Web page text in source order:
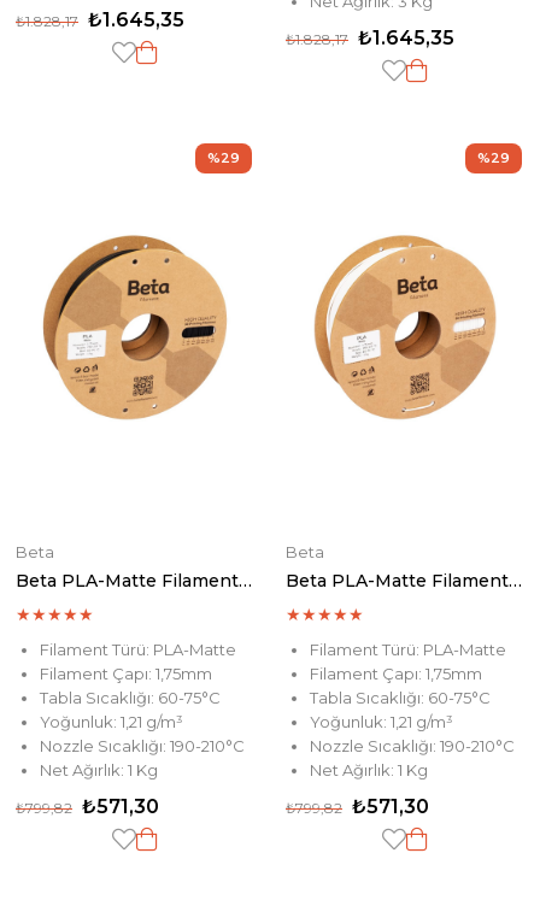
₺1.645,35
₺1.828,17
₺1.645,35
₺1.828,17
Beta
Beta PLA-Matte Filament Black
★★★★★
Filament Türü: PLA-Matte
Filament Çapı: 1,75mm
Tabla Sıcaklığı: 60-75°C
Yoğunluk: 1,21 g/m³
Nozzle Sıcaklığı: 190-210°C
Net Ağırlık: 1 Kg
₺571,30
₺799,82
%29
Beta
Beta PLA-Matte Filament White
★★★★★
Filament Türü: PLA-Matte
Filament Çapı: 1,75mm
Tabla Sıcaklığı: 60-75°C
Yoğunluk: 1,21 g/m³
Nozzle Sıcaklığı: 190-210°C
Net Ağırlık: 1 Kg
₺571,30
₺799,82
%29